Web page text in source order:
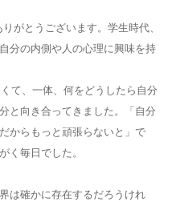
がとうございます。 学生時代、
分の内側や人の心理に興味を持
て、 一体、何をどうしたら自分
と向き合ってきました。
「自分
からもっと頑張らないと」 で
く毎日でした。
は確かに存在するだろうけれ